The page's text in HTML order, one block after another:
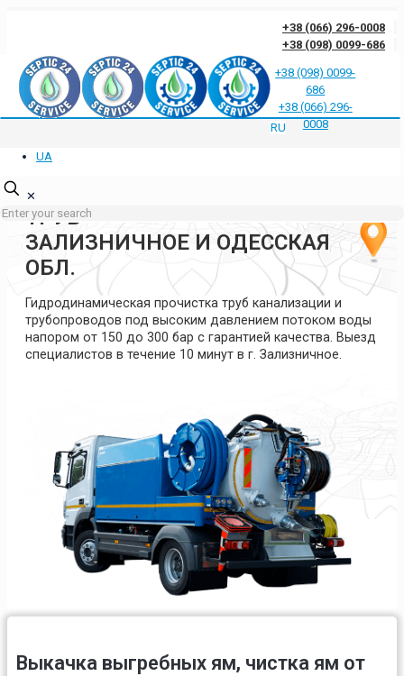
+38 (066) 296-0008
+38 (098) 0099-686
Отзывы клиентов о нас Ответы на частые вопросы Блог
Контакты
Политика конфиденциальности
+38 (098) 0099-
686
+38 (066) 296-
0008
RU
UA
✕
ГИДРОДИНАМИЧЕСКАЯ
ПРОЧИСТКА КАНАЛИЗАЦИИ И
ТРУБ
ЗАЛИЗНИЧНОЕ И ОДЕССКАЯ
ОБЛ.
Гидродинамическая прочистка труб канализации и
трубопроводов под высоким давлением потоком воды
напором от 150 до 300 бар с гарантией качества. Выезд
специалистов в течение 10 минут в г. Зализничное.
Выкачка выгребных ям, чистка ям от